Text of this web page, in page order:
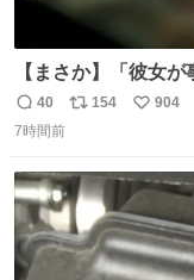
【まさか】「彼女
した男、AIの相談履歴で“ウソ発
収して解析すると、
かし、AIの回答は「
返
信
40
リ
ト
数
154
い
数
904
7時間前